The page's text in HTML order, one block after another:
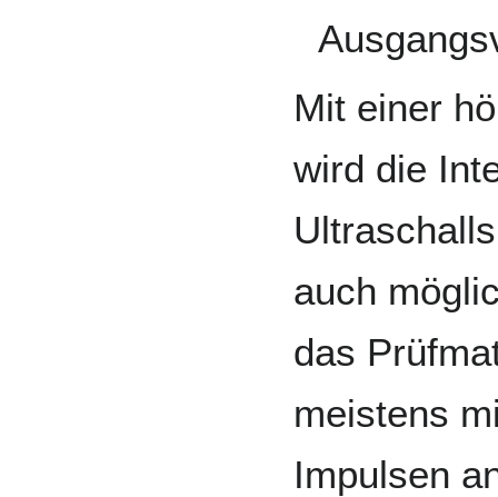
Mit einer
wird die
auch
das
meistens
Impulsen